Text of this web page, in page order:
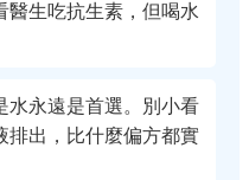
醫生吃抗生素，但喝水
水永遠是首選。別小看
排出，比什麼偏方都實